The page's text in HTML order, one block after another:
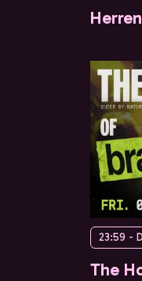
23:59 -
The